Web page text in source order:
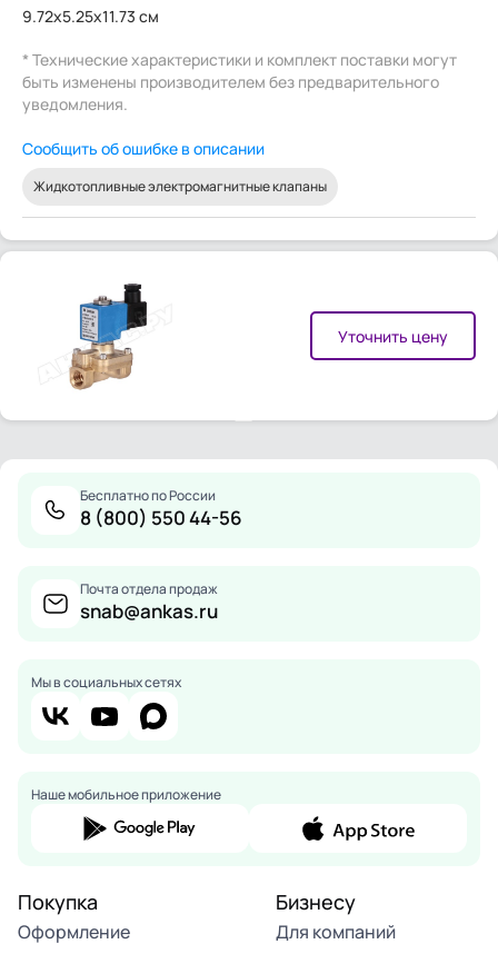
9.72x5.25x11.73 см
* Технические характеристики и комплект поставки могут
быть изменены производителем без предварительного
уведомления.
Сообщить об ошибке в описании
Жидкотопливные электромагнитные клапаны
Уточнить цену
Бесплатно по России
8 (800) 550 44-56
Почта отдела продаж
snab@ankas.ru
Мы в социальных сетях
Наше мобильное приложение
Покупка
Оформление
Бизнесу
Для компаний